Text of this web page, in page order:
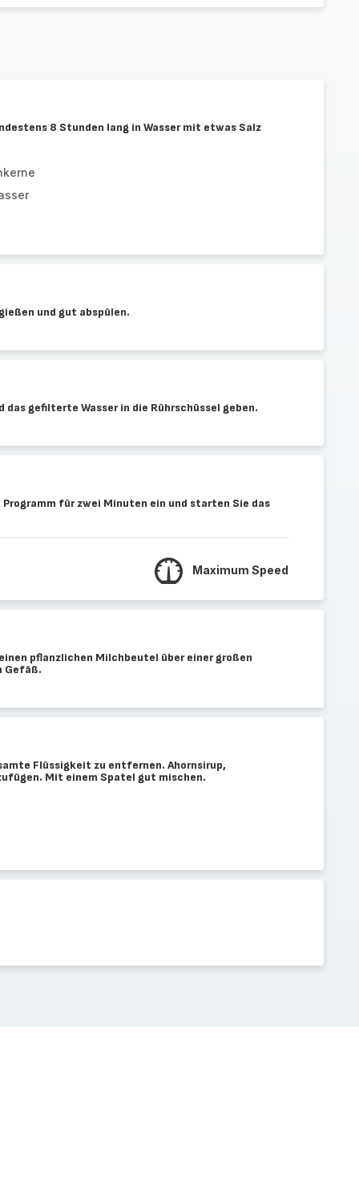
8 Stunden lang in Wasser mit etwas Salz
und gut abspülen.
das gefilterte Wasser in die Rührschüssel geben.
für zwei Minuten ein und starten Sie das
Maximum Speed
pflanzlichen Milchbeutel über einer großen
Gefäß.
Flüssigkeit zu entfernen. Ahornsirup,
Mit einem Spatel gut mischen.